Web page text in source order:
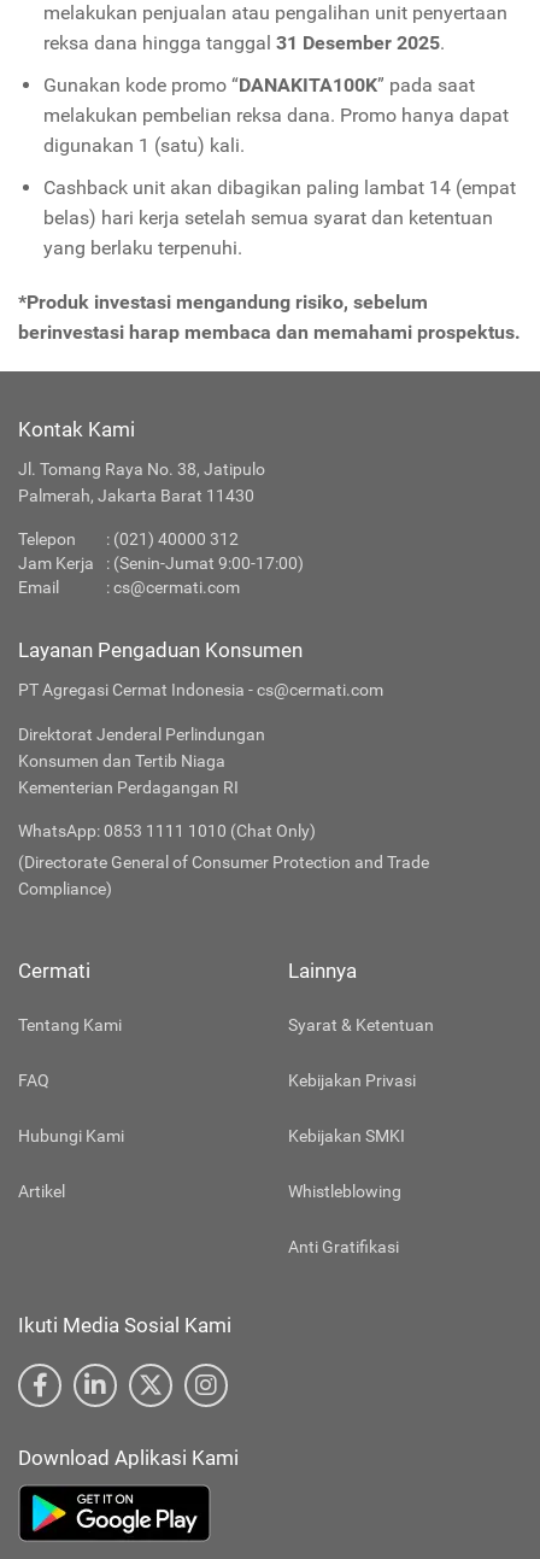
melakukan penjualan atau pengalihan unit penyertaan
reksa dana hingga tanggal 31 Desember 2025.
Gunakan kode promo “DANAKITA100K” pada saat
melakukan pembelian reksa dana. Promo hanya dapat
digunakan 1 (satu) kali.
Cashback unit akan dibagikan paling lambat 14 (empat
belas) hari kerja setelah semua syarat dan ketentuan
yang berlaku terpenuhi.
*Produk investasi mengandung risiko, sebelum
berinvestasi harap membaca dan memahami prospektus.
Kontak Kami
Jl. Tomang Raya No. 38, Jatipulo
Palmerah, Jakarta Barat 11430
Telepon : (021) 40000 312
Jam Kerja
: (Senin-Jumat 9:00-17:00)
Email
:cs@cermati.com
Layanan Pengaduan Konsumen
PT Agregasi Cermat Indonesia - cs@cermati.com
Direktorat Jenderal Perlindungan
Konsumen dan Tertib Niaga
Kementerian Perdagangan RI
WhatsApp: 0853 1111 1010 (Chat Only)
(Directorate General of Consumer Protection and Trade
Compliance)
Cermati
Tentang Kami
FAQ
Hubungi Kami
Artikel
Lainnya
Syarat & Ketentuan
Kebijakan Privasi
Kebijakan SMKI
Whistleblowing
Anti Gratifikasi
Ikuti Media Sosial Kami
Download Aplikasi Kami